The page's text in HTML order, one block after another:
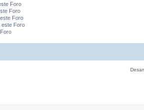
Foro
Foro
Foro
este Foro